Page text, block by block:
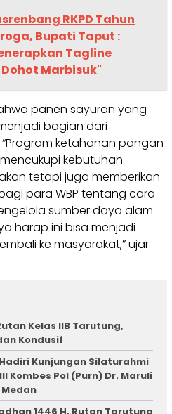
RKPD Tahun
Bupati Taput :
Tagline
Marbisuk"
panen sayuran yang
bagian dari
ketahanan pangan
kebutuhan
tetapi juga memberikan
para WBP tentang cara
sumber daya alam
harap ini bisa menjadi
ke masyarakat,” ujar
Kelas IIB Tarutung,
Kondusif
Kunjungan Silaturahmi
Kombes Pol (Purn) Dr. Maruli